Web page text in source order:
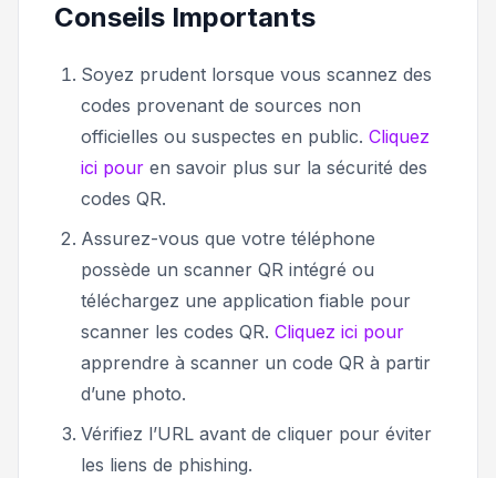
Conseils Importants
Soyez prudent lorsque vous scannez des
codes provenant de sources non
officielles ou suspectes en public. Cliquez
ici pour en savoir plus sur la sécurité des
codes QR.
Assurez-vous que votre téléphone
possède un scanner QR intégré ou
téléchargez une application fiable pour
scanner les codes QR. Cliquez ici pour
apprendre à scanner un code QR à partir
d’une photo.
Vérifiez l’URL avant de cliquer pour éviter
les liens de phishing.